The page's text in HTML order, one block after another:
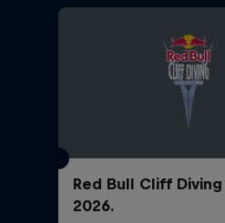
Red Bull Cliff
2026.